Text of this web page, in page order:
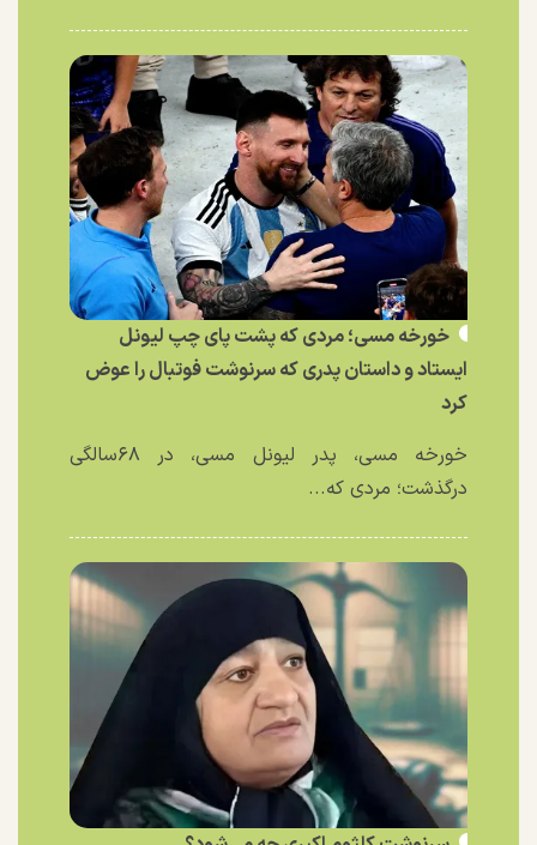
خورخه مسی؛ مردی که پشت پای چپ لیونل
ایستاد و داستان پدری که سرنوشت فوتبال را عوض
کرد
خورخه مسی، پدر لیونل مسی، در ۶۸سالگی
درگذشت؛ مردی که...